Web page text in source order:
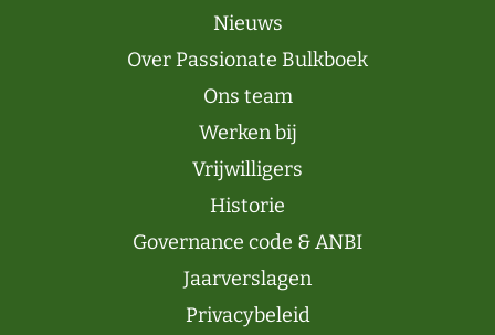
Nieuws
Over Passionate Bulkboek
Ons team
Werken bij
Vrijwilligers
Historie
Governance code & ANBI
Jaarverslagen
Privacybeleid